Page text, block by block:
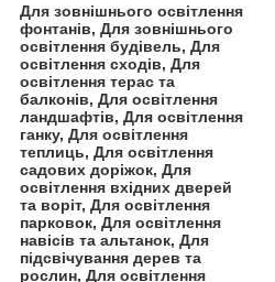
Для зовнішнього освітлення
фонтанів, Для зовнішнього
освітлення будівель, Для
освітлення сходів, Для
освітлення терас та
балконів, Для освітлення
ландшафтів, Для освітлення
ганку, Для освітлення
теплиць, Для освітлення
садових доріжок, Для
освітлення вхідних дверей
та воріт, Для освітлення
парковок, Для освітлення
навісів та альтанок, Для
підсвічування дерев та
рослин, Для освітлення